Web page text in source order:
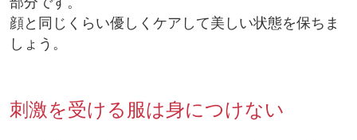
顔と同じくらい優しくケアして美しい状態を保ちま
しょう。
刺激を受ける服は身につけない